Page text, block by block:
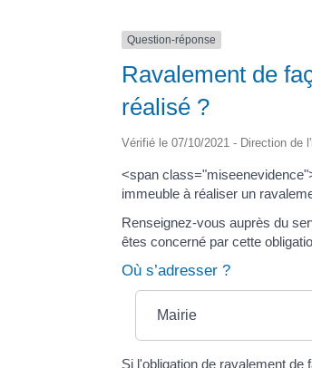
Question-réponse
Ravalement de
réalisé ?
Vérifié le 07/10/2021 - Direction de
<span
immeuble à réaliser un
Renseignez-vous auprès du
êtes concerné par cette
Où s’adresser ?
Mairie
Si l'obligation de ravalement